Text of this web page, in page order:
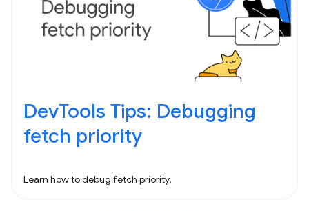
DevTools Tips: Debugging
fetch priority
Learn how to debug fetch priority.